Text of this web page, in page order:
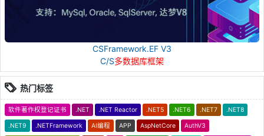
CSFramework.EF V3
C/S多数据库框架
热门标签
软件著作权登记证书 .NET .NET Reactor .NET5 .NET6 .NET7 .NET8
.NET9 .NETFramework AI编程 APP AspNetCore AuthV3